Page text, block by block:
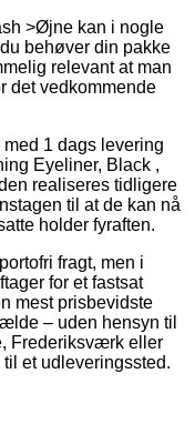
>Øjne kan i nogle
behøver din pakke
relevant at man
det vedkommende
1 dags levering
Eyeliner, Black ,
realiseres tidligere
til at de kan nå
holder fyraften.
fragt, men i
for et fastsat
mest prisbevidste
– uden hensyn til
Frederiksværk eller
et udleveringssted.